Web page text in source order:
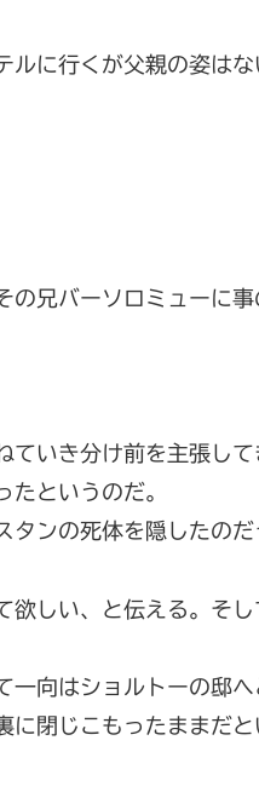
に行くが父親の姿はな
の兄バーソロミューに
いき分け前を主張して
というのだ。
ンの死体を隠したのだ
欲しい、と伝える。そ
向はショルトーの邸へ
閉じこもったままだと